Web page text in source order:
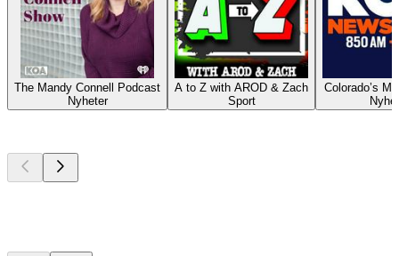
The Mandy Connell Podcast
Nyheter
A to Z with AROD & Zach
Sport
Colorado’s